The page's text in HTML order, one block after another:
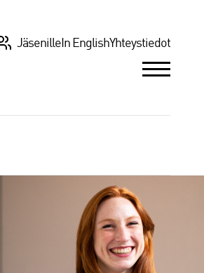
Jäsenille In EnglishYhteystiedot